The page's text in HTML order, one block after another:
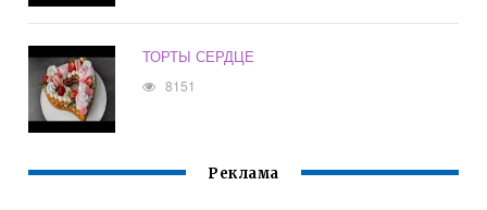
ТОРТЫ СЕРДЦЕ
8151
Реклама